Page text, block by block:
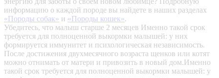
информацию о каждой породе вы найдете в наших разделах
«Породы собак» и «Породы кошек».
Убедитесь, что малыш старше 2 месяцев Именно такой срок
требуется для полноценной выкормки малышей: у них
формируется иммунитет и психологическая независимость.
После достижения двухмесячного возраста щенков или котят
можно отнимать от матери и привозить в новый дом.Именно
такой срок требуется для полноценной выкормки малышей: у